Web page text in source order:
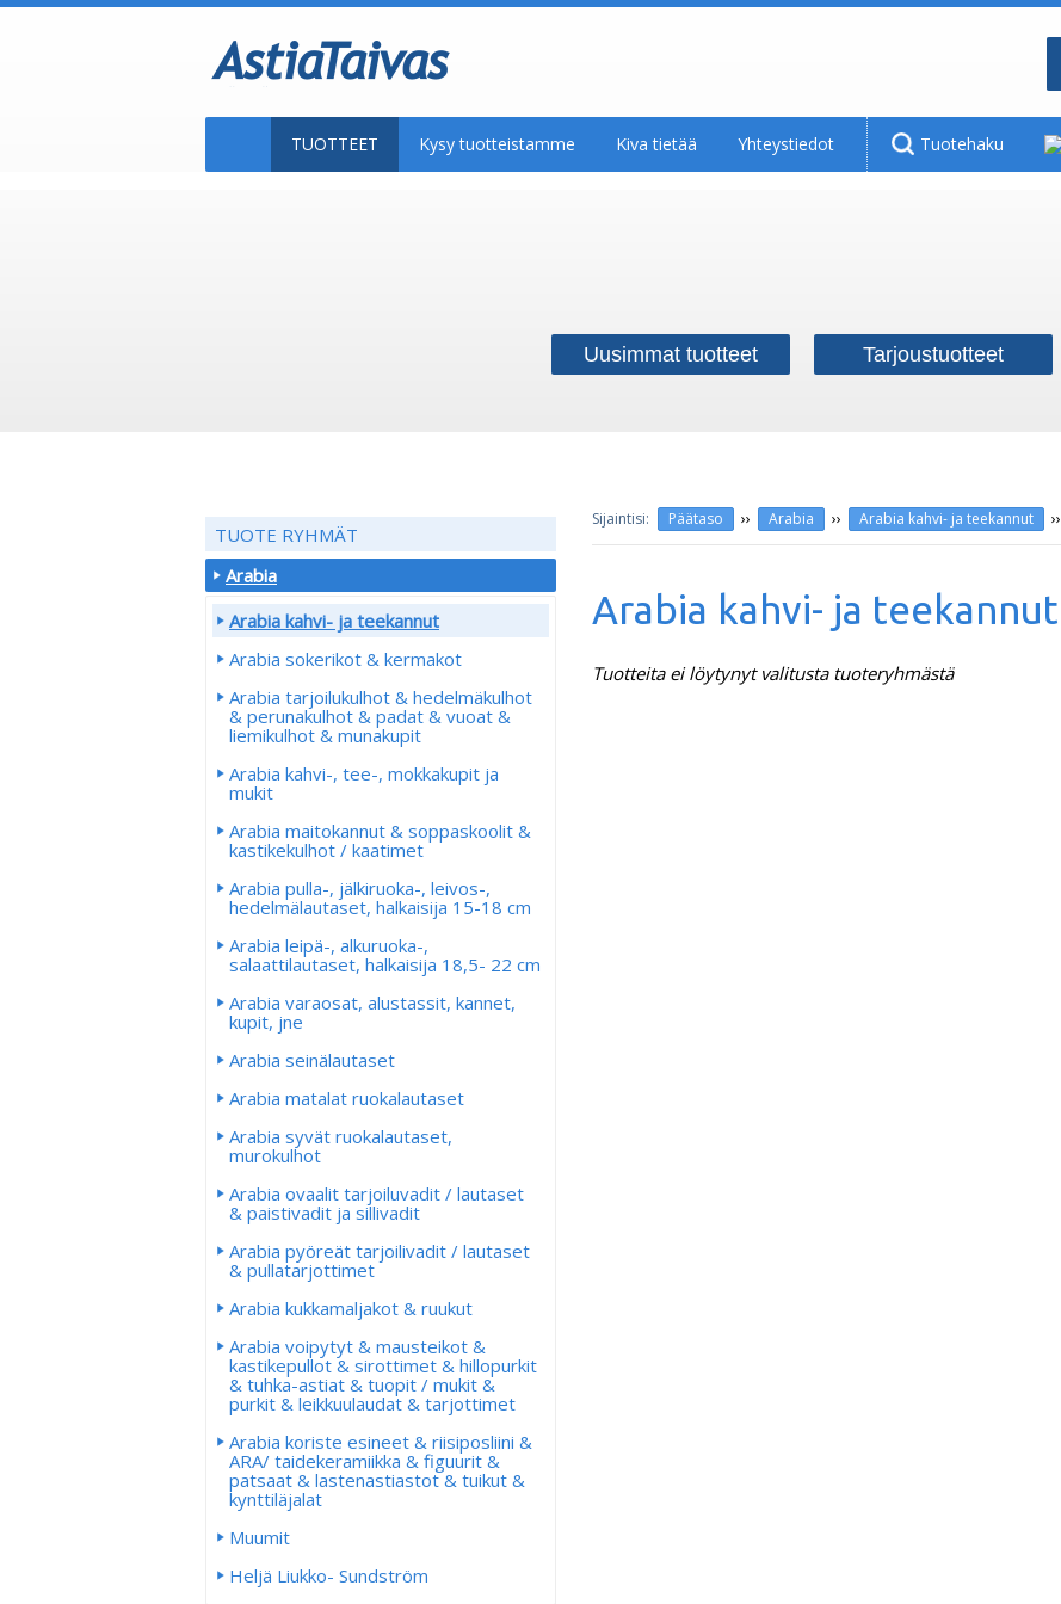
TUOTTEET Kysy tuotteistamme Kiva tietää Yhteystiedot Tuotehaku
Uusimmat tuotteet Tarjoustuotteet
Päätaso ›› Arabia ›› Arabia kahvi- ja teekannut ››
Arabia kahvi- ja teekannut
Tuotteita ei löytynyt valitusta tuoteryhmästä
TUOTE RYHMÄT
Arabia
Arabia kahvi- ja teekannut
Arabia sokerikot & kermakot
Arabia tarjoilukulhot & hedelmäkulhot
& perunakulhot & padat & vuoat &
liemikulhot & munakupit
Arabia kahvi-, tee-, mokkakupit ja
mukit
Arabia maitokannut & soppaskoolit &
kastikekulhot / kaatimet
Arabia pulla-, jälkiruoka-, leivos-,
hedelmälautaset, halkaisija 15-18 cm
Arabia leipä-, alkuruoka-,
salaattilautaset, halkaisija 18,5- 22 cm
Arabia varaosat, alustassit, kannet,
kupit, jne
Arabia seinälautaset
Arabia matalat ruokalautaset
Arabia syvät ruokalautaset,
murokulhot
Arabia ovaalit tarjoiluvadit / lautaset
& paistivadit ja sillivadit
Arabia pyöreät tarjoilivadit / lautaset
& pullatarjottimet
Arabia kukkamaljakot & ruukut
Arabia voipytyt & mausteikot &
kastikepullot & sirottimet & hillopurkit
& tuhka-astiat & tuopit / mukit &
purkit & leikkuulaudat & tarjottimet
Arabia koriste esineet & riisiposliini &
ARA/ taidekeramiikka & figuurit &
patsaat & lastenastiastot & tuikut &
kynttiläjalat
Muumit
Heljä Liukko- Sundström